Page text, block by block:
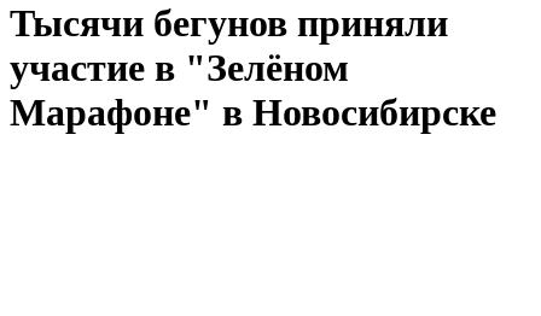
Тысячи бегунов приняли
участие в "Зелёном
Марафоне" в Новосибирске